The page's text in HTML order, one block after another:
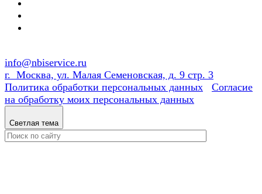
info@nbiservice.ru
г. Москва, ул. Малая Семеновская, д. 9 стр. 3
Политика обработки персональных данных
Согласие
на обработку моих персональных данных
Светлая тема